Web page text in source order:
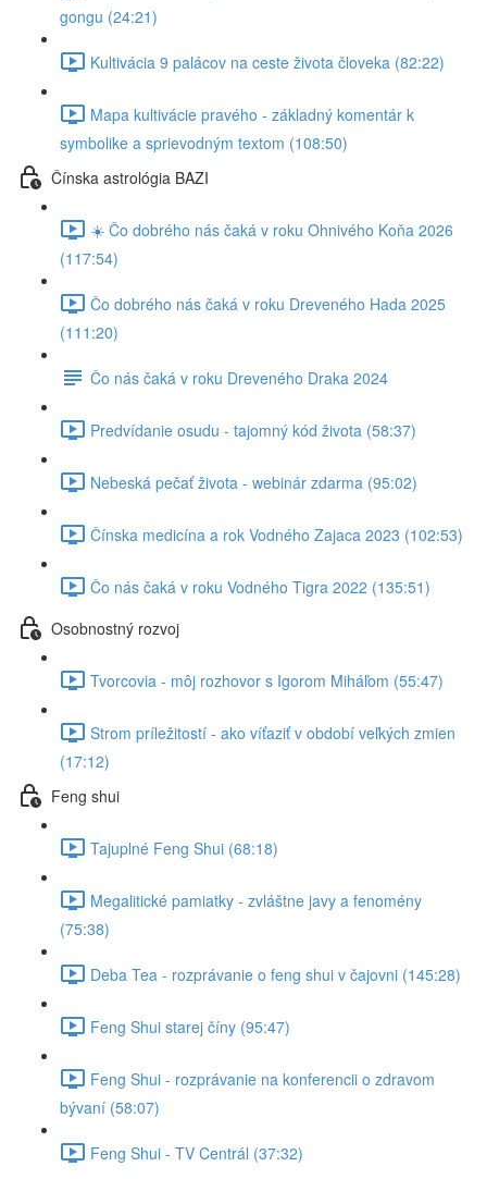
gongu (24:21)
Kultivácia 9 palácov na ceste života človeka (82:22)
Mapa kultivácie pravého - základný komentár k
symbolike a sprievodným textom (108:50)
Čínska astrológia BAZI
☀️ Čo dobrého nás čaká v roku Ohnivého Koňa 2026
(117:54)
Čo dobrého nás čaká v roku Dreveného Hada 2025
(111:20)
Čo nás čaká v roku Dreveného Draka 2024
Predvídanie osudu - tajomný kód života (58:37)
Nebeská pečať života - webinár zdarma (95:02)
Čínska medicína a rok Vodného Zajaca 2023 (102:53)
Čo nás čaká v roku Vodného Tigra 2022 (135:51)
Osobnostný rozvoj
Tvorcovia - môj rozhovor s Igorom Miháľom (55:47)
Strom príležitostí - ako víťaziť v období veľkých zmien
(17:12)
Feng shui
Tajuplné Feng Shui (68:18)
Megalitické pamiatky - zvláštne javy a fenomény
(75:38)
Deba Tea - rozprávanie o feng shui v čajovni (145:28)
Feng Shui starej číny (95:47)
Feng Shui - rozprávanie na konferencii o zdravom
bývaní (58:07)
Feng Shui - TV Centrál (37:32)